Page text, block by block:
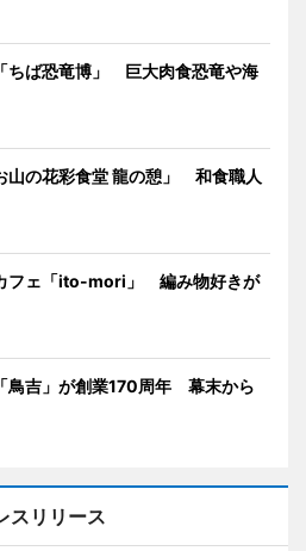
ちば恐竜博」 巨大肉食恐竜や海
山の花彩食堂 龍の憩」 和食職人
フェ「ito-mori」 編み物好きが
鳥吉」が創業170周年 幕末から
スリリース